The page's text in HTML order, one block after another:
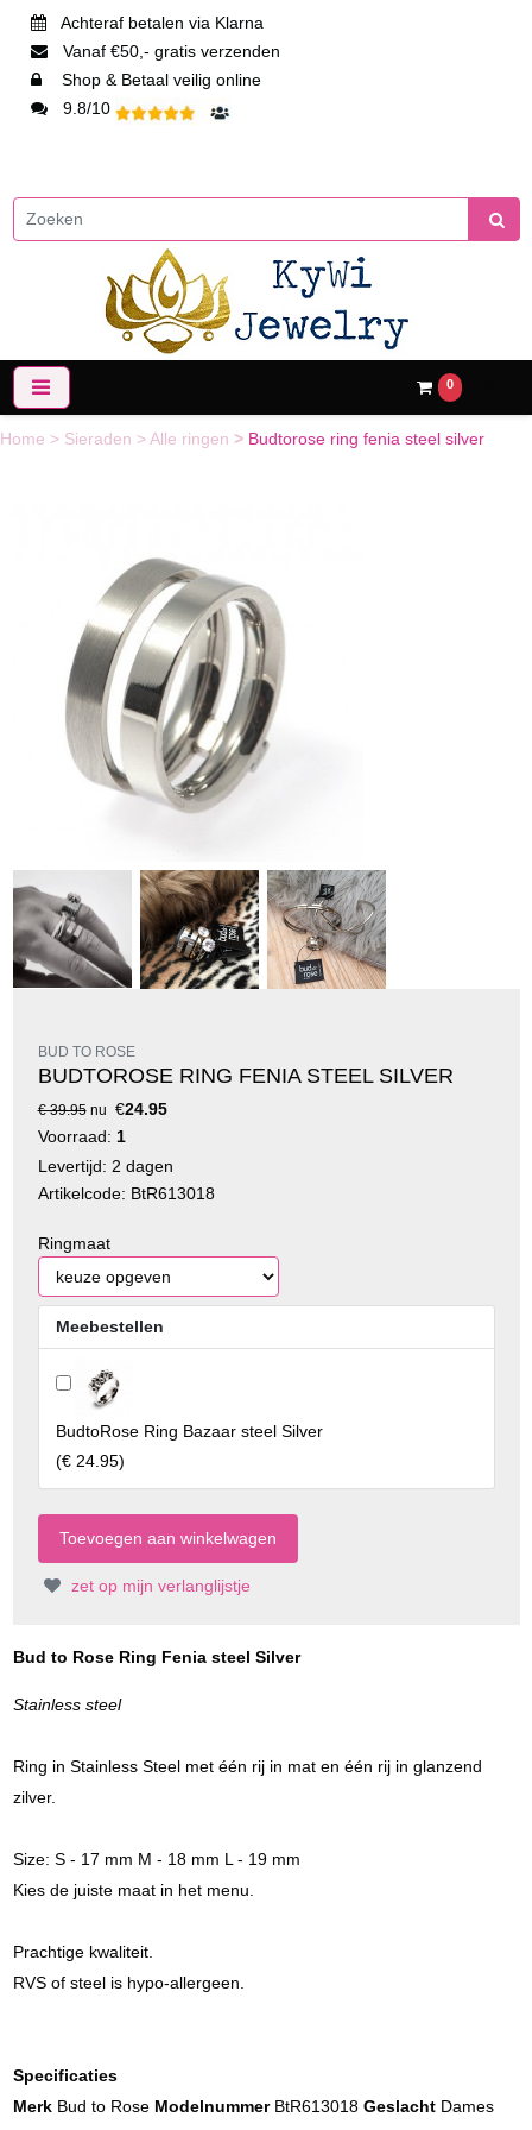
Achteraf betalen via Klarna
Vanaf €50,- gratis verzenden
Shop & Betaal veilig online
9.8/10
0
Home > Sieraden >Alle ringen > Budtorose ring fenia steel silver
BUD TO ROSE
BUDTOROSE RING FENIA STEEL SILVER
€ 39.95nu €24.95
Voorraad: 1
Levertijd: 2 dagen
Artikelcode: BtR613018
Ringmaat
Meebestellen
BudtoRose Ring Bazaar steel Silver
(€ 24.95)
zet op mijn verlanglijstje
Bud to Rose Ring Fenia steel Silver
Stainless steel
Ring in Stainless Steel met één rij in mat en één rij in glanzend
zilver.
Size: S - 17 mm M - 18 mm L - 19 mm
Kies de juiste maat in het menu.
Prachtige kwaliteit.
RVS of steel is hypo-allergeen.
Specificaties
MerkBud to Rose ModelnummerBtR613018 GeslachtDames